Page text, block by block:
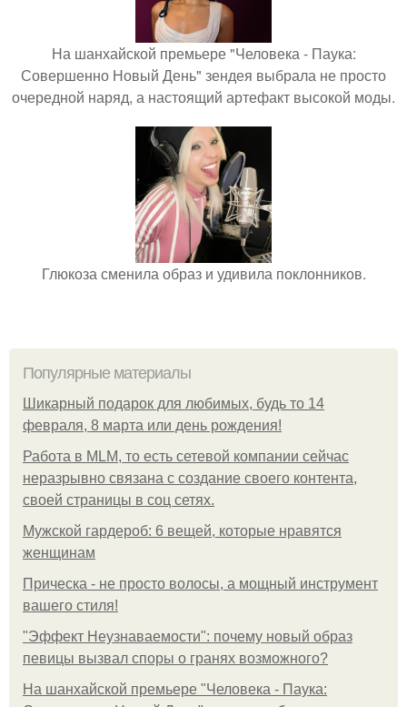
На шанхайской премьере "Человека - Паука:
Совершенно Новый День" зендея выбрала не просто
очередной наряд, а настоящий артефакт высокой моды.
Глюкоза сменила образ и удивила поклонников.
Популярные материалы
Шикарный подарок для любимых, будь то 14
февраля, 8 марта или день рождения!
Работа в MLM, то есть сетевой компании сейчас
неразрывно связана с создание своего контента,
своей страницы в соц сетях.
Мужской гардероб: 6 вещей, которые нравятся
женщинам
Прическа - не просто волосы, а мощный инструмент
вашего стиля!
"Эффект Неузнаваемости": почему новый образ
певицы вызвал споры о гранях возможного?
На шанхайской премьере "Человека - Паука: